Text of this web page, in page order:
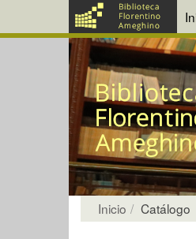
Inicio Catálogo